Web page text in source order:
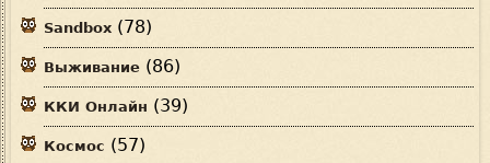
Sandbox (78)
Выживание (86)
ККИ Онлайн (39)
Космос (57)